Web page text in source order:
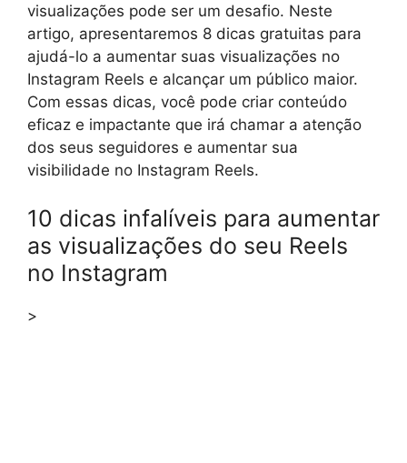
visualizações pode ser um desafio. Neste
artigo, apresentaremos 8 dicas gratuitas para
ajudá-lo a aumentar suas visualizações no
Instagram Reels e alcançar um público maior.
Com essas dicas, você pode criar conteúdo
eficaz e impactante que irá chamar a atenção
dos seus seguidores e aumentar sua
visibilidade no Instagram Reels.
10 dicas infalíveis para aumentar
as visualizações do seu Reels
no Instagram
>